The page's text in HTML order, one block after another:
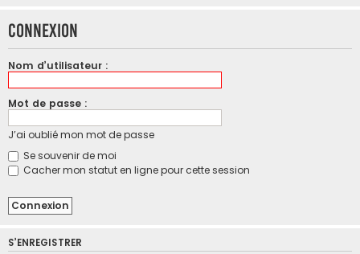
Connexion
Nom d’utilisateur :
Mot de passe :
J’ai oublié mon mot de passe
Se souvenir de moi
Cacher mon statut en ligne pour cette session
S’ENREGISTRER